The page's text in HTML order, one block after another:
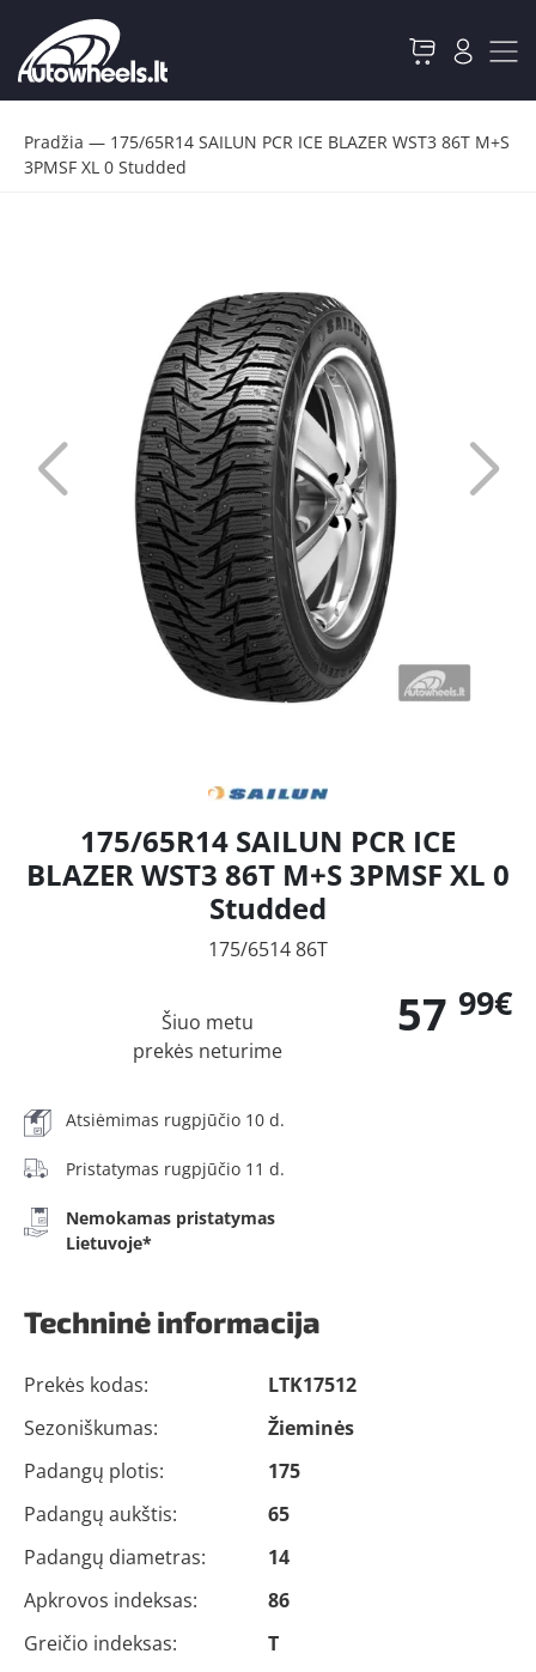
Pradžia — 175/65R14 SAILUN PCR ICE BLAZER WST3 86T M+S
3PMSF XL 0 Studded
175/65R14 SAILUN PCR ICE
BLAZER WST3 86T M+S 3PMSF XL 0
Studded
175/6514 86T
57 99€
Šiuo metu
prekės neturime
Atsiėmimas rugpjūčio 10 d.
Pristatymas rugpjūčio 11 d.
Nemokamas pristatymas
Lietuvoje*
Techninė informacija
Prekės kodas:
LTK17512
Sezoniškumas:
Žieminės
Padangų plotis:
175
Padangų aukštis:
65
Padangų diametras:
14
Apkrovos indeksas:
86
Greičio indeksas:
T